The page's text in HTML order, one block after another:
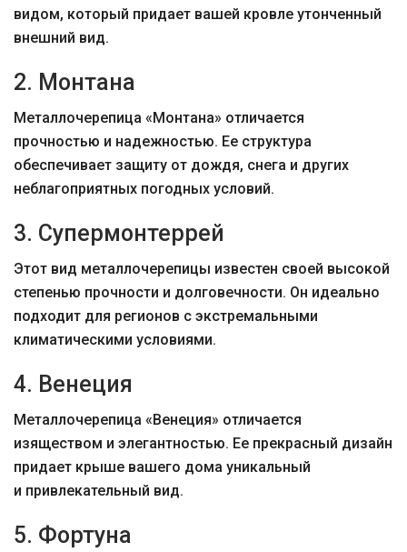
видом, который придает вашей кровле утонченный
внешний вид.
2. Монтана
Металлочерепица «Монтана» отличается
прочностью и надежностью. Ее структура
обеспечивает защиту от дождя, снега и других
неблагоприятных погодных условий.
3. Супермонтеррей
Этот вид металлочерепицы известен своей высокой
степенью прочности и долговечности. Он идеально
подходит для регионов с экстремальными
климатическими условиями.
4. Венеция
Металлочерепица «Венеция» отличается
изяществом и элегантностью. Ее прекрасный дизайн
придает крыше вашего дома уникальный
и привлекательный вид.
5. Фортуна